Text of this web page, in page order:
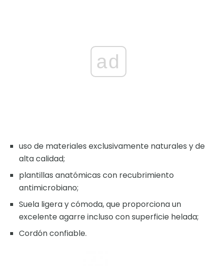
ad
uso de materiales exclusivamente naturales y de
alta calidad;
plantillas anatómicas con recubrimiento
antimicrobiano;
Suela ligera y cómoda, que proporciona un
excelente agarre incluso con superficie helada;
Cordón confiable.